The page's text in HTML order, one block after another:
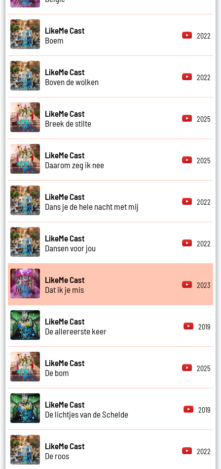
LikeMe Cast
Boem
2022
LikeMe Cast
Boven de wolken
2022
LikeMe Cast
Breek de stilte
2025
LikeMe Cast
Daarom zeg ik nee
2025
LikeMe Cast
Dans je de hele nacht met mij
2022
LikeMe Cast
Dansen voor jou
2022
LikeMe Cast
Dat ik je mis
2023
LikeMe Cast
De allereerste keer
2019
LikeMe Cast
De bom
2025
LikeMe Cast
De lichtjes van de Schelde
2019
LikeMe Cast
De roos
2022